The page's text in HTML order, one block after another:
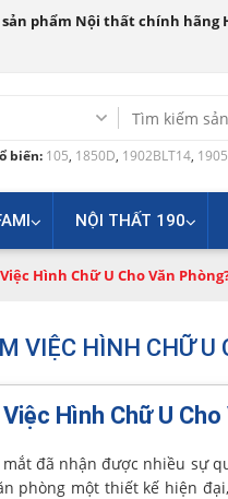
phẩm Nội thất chính hãng
for:
biến: 105, 1850D, 1902BLT14,
NỘI THẤT 190
Hình Chữ U Cho Văn
VIỆC HÌNH CHỮ U
Hình Chữ U
đã nhận được nhiều sự
phòng một thiết kế hiện